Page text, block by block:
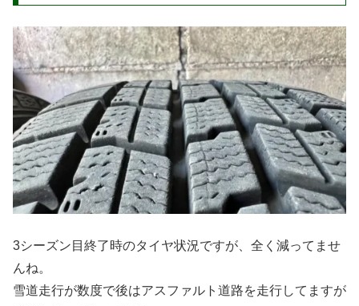
3シーズン目終了時のタイヤ状況ですが、全く減ってませ
んね。
雪道走行が数度で後はアスファルト道路を走行してますが